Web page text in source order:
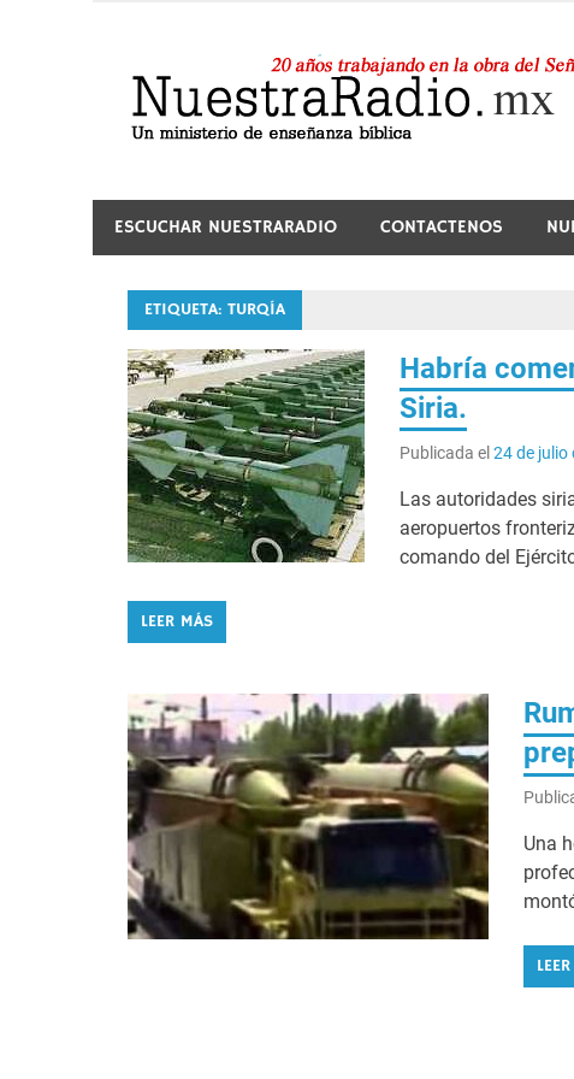
contenido
ESCUCHAR NUESTRARADIO CONTACTENOS
ETIQUETA: TURQÍA
Habría
Siria.
Publicada el24 de julio
Las autoridades
aeropuertos
comando del
LEER MÁS
Una